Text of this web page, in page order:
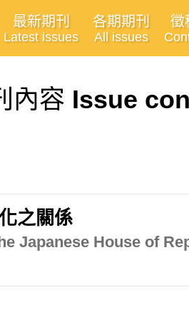
最新期刊
Latest issues
各期期刊
All issues
徵
內容 Issue
之關係
Japanese House of